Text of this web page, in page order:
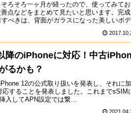
ろそろ一ヶ月が経ったので、使ってみて
点などをまとめて見たいと思います。完
べきは、背面がガラスになった美しいボ
降のiPhoneに対応！中古
るかも？
12の公式取り扱いを発表し、それに
することを発表しました。これまでsSIM
入してAPN設定では繋...